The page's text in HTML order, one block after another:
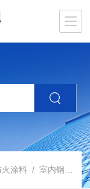
涂料 /室内钢结构防火涂料